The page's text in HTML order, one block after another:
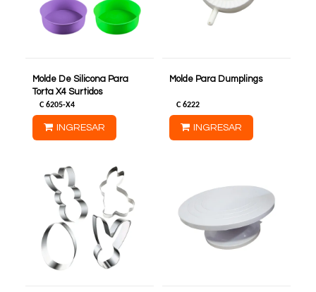
Molde De Silicona Para
Torta X4 Surtidos
C 6205-X4
INGRESAR
Molde Para Dumplings
C 6222
INGRESAR